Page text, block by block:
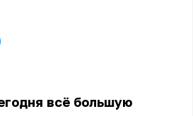
всё большую